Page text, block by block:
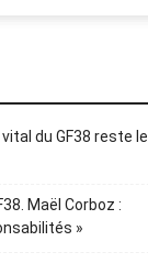
du GF38 reste le
Maël Corboz :
»